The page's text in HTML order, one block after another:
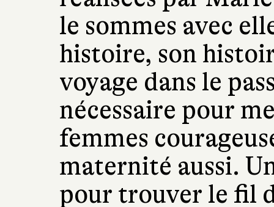
le sommes avec
histoire, son
voyage dans le
nécessaire pour
femmes
maternité aussi.
pour trouver le fil